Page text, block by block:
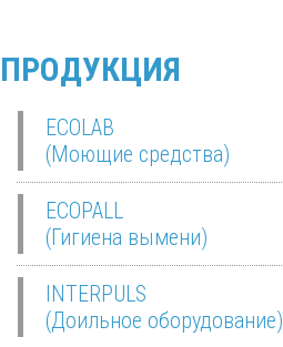
ПРОДУКЦИЯ
ECOLAB
(Моющие средства)
ECOPALL
(Гигиена вымени)
INTERPULS
(Доильное оборудование)